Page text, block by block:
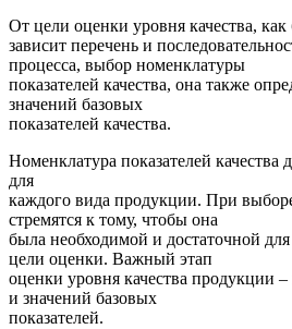
От цели оценки уровня качества, как
зависит перечень и
процесса, выбор номенклатуры
показателей качества, она также
значений базовых
показателей качества.
Номенклатура показателей качества
для
каждого вида продукции. При
стремятся к тому, чтобы она
была необходимой и достаточной
цели оценки. Важный этап
оценки уровня качества продукции –
и значений базовых
показателей.